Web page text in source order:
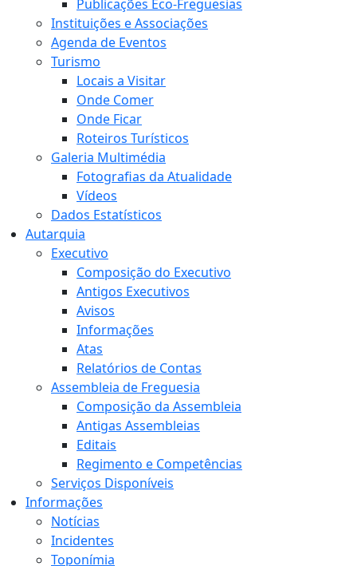
Publicações Eco-Freguesias
Instituições e Associações
Agenda de Eventos
Turismo
Locais a Visitar
Onde Comer
Onde Ficar
Roteiros Turísticos
Galeria Multimédia
Fotografias da Atualidade
Vídeos
Dados Estatísticos
Autarquia
Executivo
Composição do Executivo
Antigos Executivos
Avisos
Informações
Atas
Relatórios de Contas
Assembleia de Freguesia
Composição da Assembleia
Antigas Assembleias
Editais
Regimento e Competências
Serviços Disponíveis
Informações
Notícias
Incidentes
Toponímia